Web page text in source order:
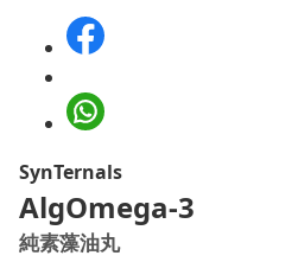
SynTernals
AlgOmega-3
純素藻油丸